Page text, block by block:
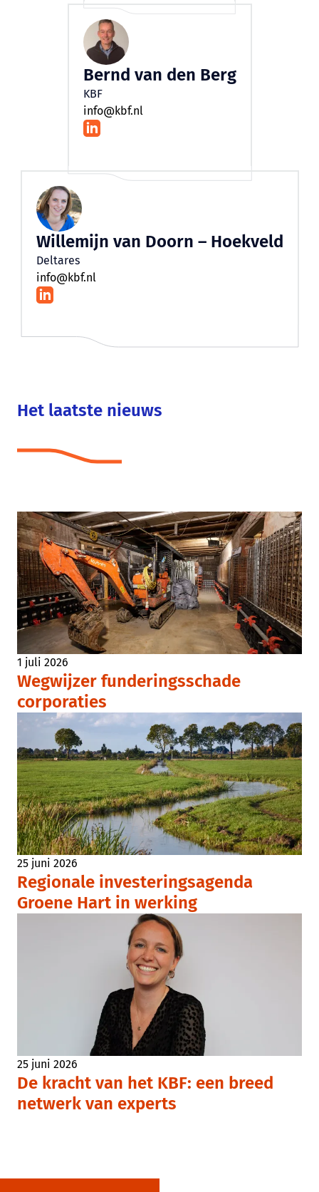
Bernd van den Berg
KBF
info@kbf.nl
Willemijn van Doorn – Hoekveld
Deltares
info@kbf.nl
Het laatste nieuws
1 juli 2026
Wegwijzer funderingsschade
corporaties
25 juni 2026
Regionale investeringsagenda
Groene Hart in werking
25 juni 2026
De kracht van het KBF: een breed
netwerk van experts